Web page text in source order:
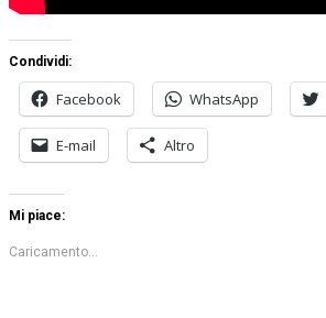
Condividi:
Facebook WhatsApp
E-mail Altro
Mi piace:
Caricamento...